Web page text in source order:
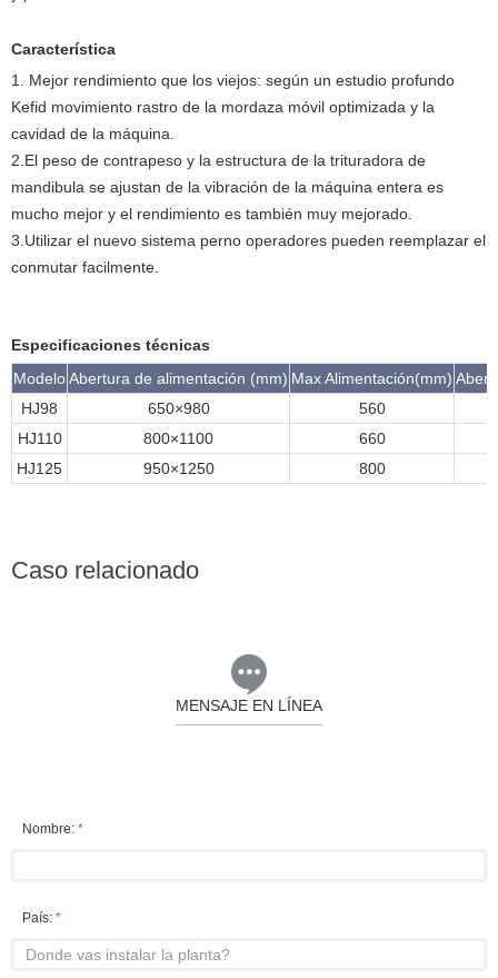
Característica
1. Mejor rendimiento que los viejos: según un estudio profundo
Kefid movimiento rastro de la mordaza móvil optimizada y la
cavidad de la máquina.
2.El peso de contrapeso y la estructura de la trituradora de
mandibula se ajustan de la vibración de la máquina entera es
mucho mejor y el rendimiento es también muy mejorado.
3.Utilizar el nuevo sistema perno operadores pueden reemplazar el
conmutar facilmente.
Especificaciones técnicas
ModeloAbertura de alimentación (mm) Max Alimentación(mm)
HJ98
650×980
560
HJ110
800×1100
660
HJ125
950×1250 800
Caso relacionado
MENSAJE EN LÍNEA
Nombre: *
País: *